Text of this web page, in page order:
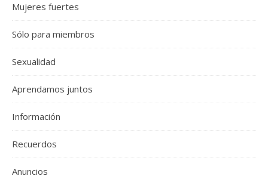
Mujeres fuertes
Sólo para miembros
Sexualidad
Aprendamos juntos
Información
Recuerdos
Anuncios